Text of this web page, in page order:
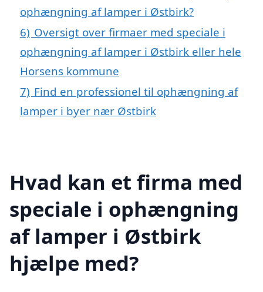
ophængning af lamper i Østbirk?
6) Oversigt over firmaer med speciale i
ophængning af lamper i Østbirk eller hele
Horsens kommune
7) Find en professionel til ophængning af
lamper i byer nær Østbirk
Hvad kan et firma med
speciale i ophængning
af lamper i Østbirk
hjælpe med?